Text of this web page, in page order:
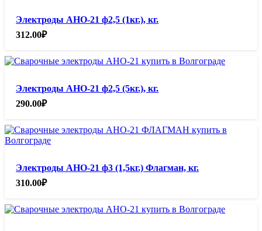
Электроды АНО-21 ф2,5 (1кг.), кг.
312.00₽
Электроды АНО-21 ф2,5 (5кг.), кг.
290.00₽
Электроды АНО-21 ф3 (1,5кг.) Флагман, кг.
310.00₽